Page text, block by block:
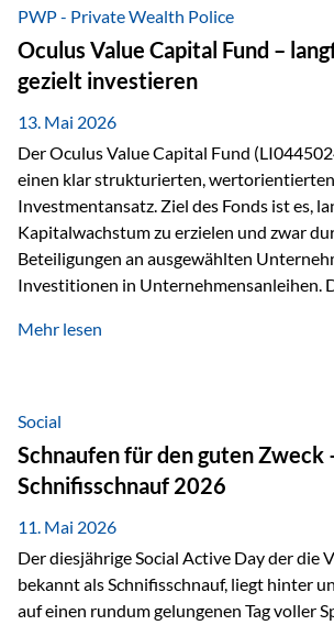
klassischer „Sicherheitsanker“ gilt, bieten
Palladium zusätzlich die Chance, von
Entwicklungen zu profitieren. Die
nur durch Anleger, sondern vor allem
Gerade in…
PWP - Private Wealth Police
Oculus Value Capital Fund –
gezielt investieren
13. Mai 2026
Der Oculus Value Capital Fund
einen klar strukturierten, wertorientierten
Investmentansatz. Ziel des Fonds ist es,
Kapitalwachstum zu erzielen und zwar
Beteiligungen an ausgewählten
Investitionen in Unternehmensanleihen.
Marktbewegungen stehen im Fokus,
innerhalb der Private Wealth Police der
der Oculus Value Capital Fund für einen
orientierten Value-Investing-Ansatz mit
fundamentale Unternehmensanalyse und
Wertentwicklung. Der Investmentansatz:
mit Weitblick Im Zentrum steht ein…
Mehr lesen
Social
Schnaufen für den guten Zweck
Schnifisschnauf 2026
11. Mai 2026
Der diesjährige Social Active Day der die
bekannt als Schnifisschnauf, liegt hinter
auf einen rundum gelungenen Tag voller